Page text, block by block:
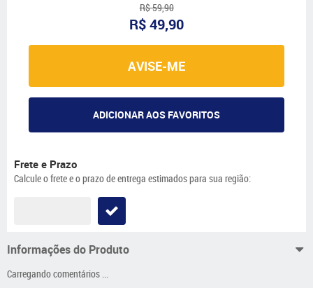
R$ 59,90
R$ 49,90
AVISE-ME
ADICIONAR AOS FAVORITOS
Frete e Prazo
Calcule o frete e o prazo de entrega estimados para sua região:
Informações do Produto
Carregando comentários ...